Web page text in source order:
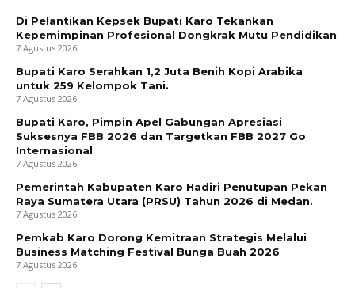
Di Pelantikan Kepsek Bupati Karo Tekankan
Kepemimpinan Profesional Dongkrak Mutu Pendidikan
7 Agustus 2026
Bupati Karo Serahkan 1,2 Juta Benih Kopi Arabika
untuk 259 Kelompok Tani.
7 Agustus 2026
Bupati Karo, Pimpin Apel Gabungan Apresiasi
Suksesnya FBB 2026 dan Targetkan FBB 2027 Go
Internasional
7 Agustus 2026
Pemerintah Kabupaten Karo Hadiri Penutupan Pekan
Raya Sumatera Utara (PRSU) Tahun 2026 di Medan.
7 Agustus 2026
Pemkab Karo Dorong Kemitraan Strategis Melalui
Business Matching Festival Bunga Buah 2026
7 Agustus 2026